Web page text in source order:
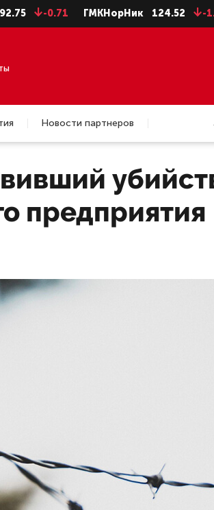
-0.71 ГМКНорНик 124.52 -1.26
Новости партнеров
предприятия